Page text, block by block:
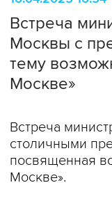
Встреча
Москвы с
тему
Москве»
Встреча
столичными
посвященная
Москве».